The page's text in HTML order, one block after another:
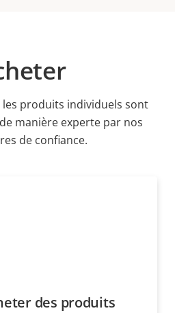
les produits individuels sont
manière experte par nos
de confiance.
des produits